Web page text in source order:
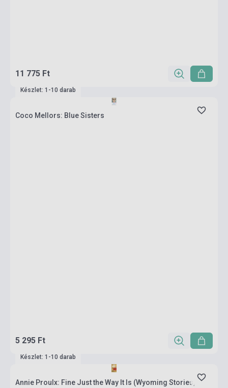
11 775 Ft
Készlet: 1-10 darab
Coco Mellors: Blue Sisters
5 295 Ft
Készlet: 1-10 darab
Annie Proulx: Fine Just the Way It Is (Wyoming Stories,